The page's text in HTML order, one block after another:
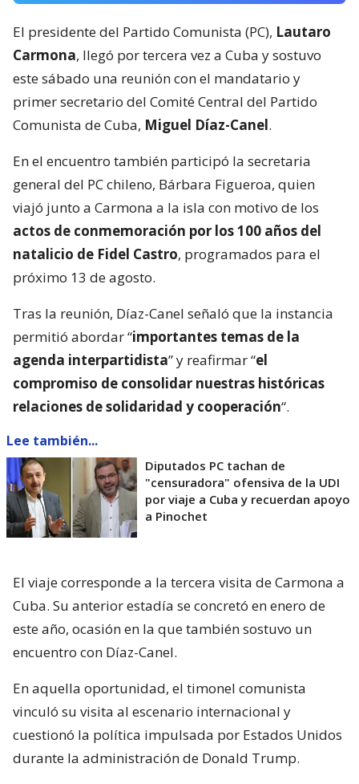
El presidente del Partido Comunista (PC), Lautaro
Carmona, llegó por tercera vez a Cuba y sostuvo
este sábado una reunión con el mandatario y
primer secretario del Comité Central del Partido
Comunista de Cuba, Miguel Díaz-Canel.
En el encuentro también participó la secretaria
general del PC chileno, Bárbara Figueroa, quien
viajó junto a Carmona a la isla con motivo de los
actos de conmemoración por los 100 años del
natalicio de Fidel Castro, programados para el
próximo 13 de agosto.
Tras la reunión, Díaz-Canel señaló que la instancia
permitió abordar “importantes temas de la
agenda interpartidista” y reafirmar “el
compromiso de consolidar nuestras históricas
relaciones de solidaridad y cooperación“.
Lee también...
Diputados PC tachan de
"censuradora" ofensiva de la UDI
por viaje a Cuba y recuerdan apoyo
a Pinochet
El viaje corresponde a la tercera visita de Carmona a
Cuba. Su anterior estadía se concretó en enero de
este año, ocasión en la que también sostuvo un
encuentro con Díaz-Canel.
En aquella oportunidad, el timonel comunista
vinculó su visita al escenario internacional y
cuestionó la política impulsada por Estados Unidos
durante la administración de Donald Trump.